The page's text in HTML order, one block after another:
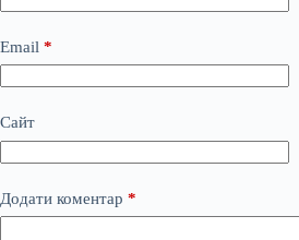
Email *
Сайт
Додати коментар *